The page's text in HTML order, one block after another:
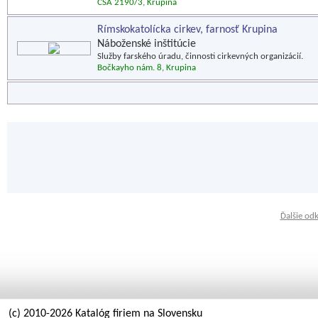
ČSA 2190/3, Krupina
Rímskokatolícka cirkev, farnosť Krupina
Náboženské inštitúcie
Služby farského úradu, činnosti cirkevných organizácií.
Bočkayho nám. 8, Krupina
Ďalšie
(c) 2010-2026 Katalóg firiem na Slovensku